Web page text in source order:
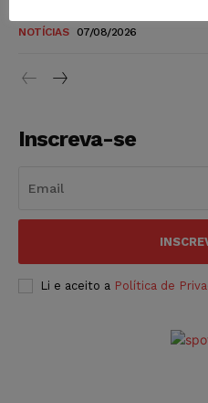
NOTÍCIAS 07/08/2026
Inscreva-se
Li e aceito a Política de